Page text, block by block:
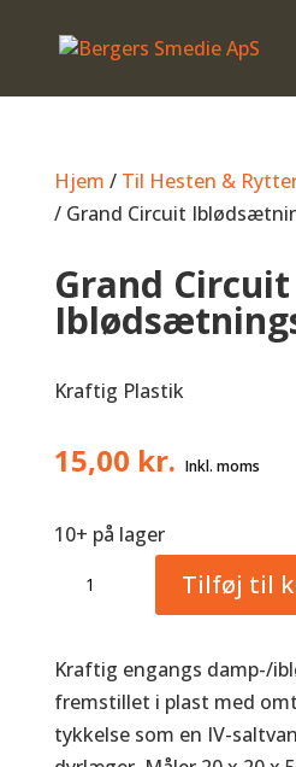
Hjem / Til Hesten &
/ Grand Circuit
Grand Circuit
Kraftig Plastik
15,00 kr.
10+ på lager
Circuit
antal
Tilføj til
Kraftig engangs damp-/
fremstillet i plast med
tykkelse som en IV-